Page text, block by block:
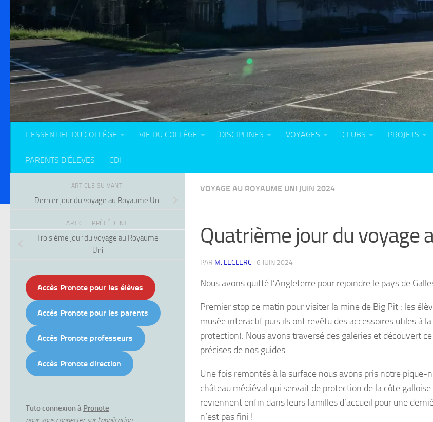
L’ESSENTIEL DU COLLÈGE VIE DU COLLÈGE DISCIPLINES VOYAGES CLUBS PROJETS
PARENTS D’ÉLÈVES CDI
VOYAGE AU ROYAUME UNI JUIN 2024
Quatrième jour du voyage
PAR M. LECLERC · 6 JUIN 2024
Nous avons quitté l’Angleterre pour rejoindre le pays de
Premier stop ce matin pour visiter la mine de Big Pit : les
musée interactif puis ils ont revêtu des accessoires utiles à
protection). Nous avons traversé des galeries et découvert
précises de nos guides.
Une fois remontés à la surface nous avons pris notre
château médiéval qui servait de protection de la côte
reviennent enfin dans leurs familles d’accueil pour une
n’est pas fini !
ARTICLE SUIVANT
Dernier jour du voyage au Royaume Uni
ARTICLE PRÉCÉDENT
Troisième jour du voyage au Royaume
Uni
Accès Pronote pour les élèves
Accès Pronote pour les parents
Accès Pronote professeurs
Accès Pronote direction
Tuto connexion à Pronote